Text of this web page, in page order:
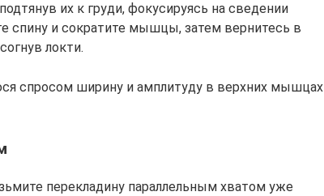
их к груди, фокусируясь на сведении
спину и сократите мышцы, затем вернитесь в
локти.
спросом ширину и амплитуду в верхних мышцах
перекладину параллельным хватом уже